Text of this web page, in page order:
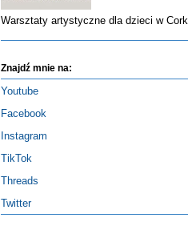
Warsztaty artystyczne dla dzieci w Cork
Znajdź mnie na:
Youtube
Facebook
Instagram
TikTok
Threads
Twitter